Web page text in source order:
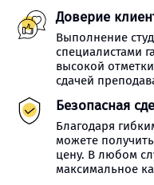
Доверие
Выполнение
специалистами
высокой
сдачей
Безопасная
Благодаря
можете
цену. В любом
максимальное